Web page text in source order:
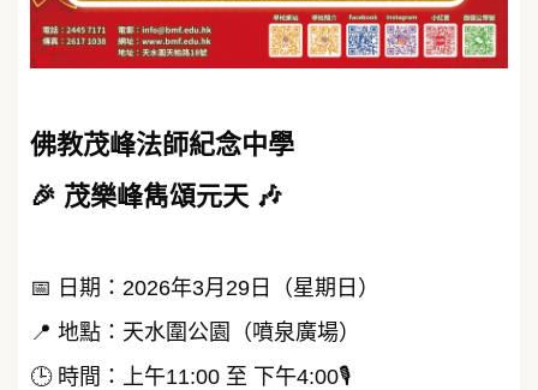
佛教茂峰法師紀念中學
🎉 茂樂峰雋頌元天 🎶
📅 日期：2026年3月29日（星期日）
📍 地點：天水圍公園（噴泉廣場）
🕒 時間：上午11:00 至 下午4:00🎙️